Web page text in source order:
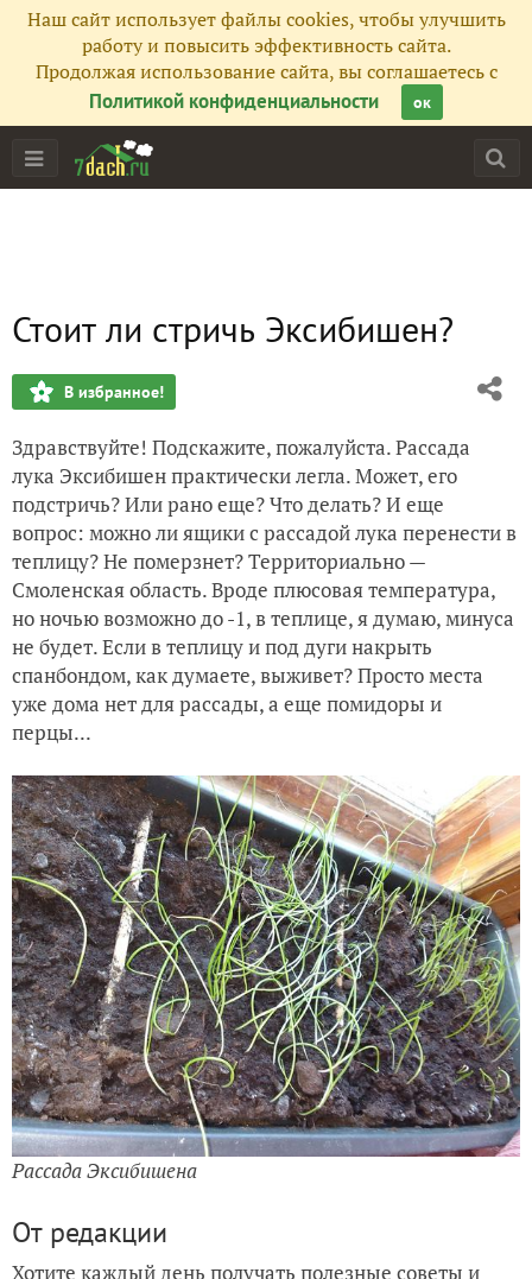
Наш сайт использует файлы cookies, чтобы улучшить
работу и повысить эффективность сайта.
Продолжая использование сайта, вы соглашаетесь с
Политикой конфиденциальности
ок
Стоит ли стричь Эксибишен?
В избранное!
Здравствуйте! Подскажите, пожалуйста. Рассада
лука Эксибишен практически легла. Может, его
подстричь? Или рано еще? Что делать? И еще
вопрос: можно ли ящики с рассадой лука перенести в
теплицу? Не померзнет? Территориально —
Смоленская область. Вроде плюсовая температура,
но ночью возможно до -1, в теплице, я думаю, минуса
не будет. Если в теплицу и под дуги накрыть
спанбондом, как думаете, выживет? Просто места
уже дома нет для рассады, а еще помидоры и
перцы...
Рассада Эксибишена
От редакции
Хотите каждый день получать полезные советы и